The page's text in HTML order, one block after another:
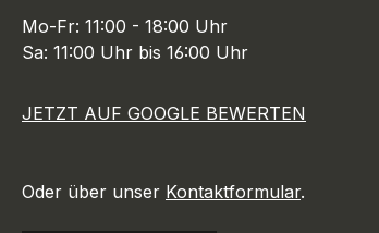
Mo-Fr: 11:00 - 18:00 Uhr
Sa: 11:00 Uhr bis 16:00 Uhr
JETZT AUF GOOGLE BEWERTEN
Oder über unser Kontaktformular.